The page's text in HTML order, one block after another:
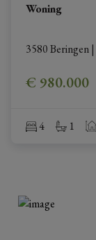
Woning
3580 Beringen |
€ 980.000
4 1